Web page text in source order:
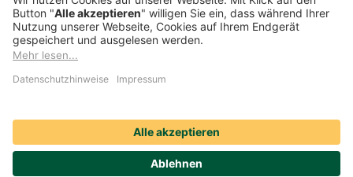
Cookie-Einstellungen
Datenschutz
Impressum
Streitbeilegung
Nutzungshinweise
Compliance
Social Media Icons sowie Verlinkungen, die mit
sind, führen auf externe Seiten. Die DEVK ist für die dortigen